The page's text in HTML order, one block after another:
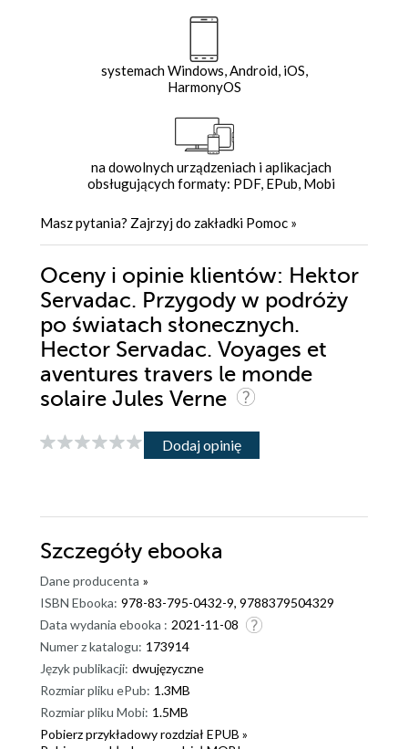
systemach Windows, Android, iOS,
HarmonyOS
na dowolnych urządzeniach i aplikacjach
obsługujących formaty: PDF, EPub, Mobi
Masz pytania? Zajrzyj do zakładki Pomoc »
Oceny i opinie klientów: Hektor
Servadac. Przygody w podróży
po światach słonecznych.
Hector Servadac. Voyages et
aventures travers le monde
solaire Jules Verne
Dodaj opinię
Szczegóły ebooka
Dane producenta »
ISBN Ebooka: 978-83-795-0432-9, 9788379504329
Data wydania ebooka : 2021-11-08
Numer z katalogu: 173914
Język publikacji: dwujęzyczne
Rozmiar pliku ePub: 1.3MB
Rozmiar pliku Mobi: 1.5MB
Pobierz przykładowy rozdział EPUB »